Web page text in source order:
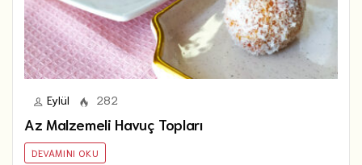
Eylül 282
Az Malzemeli Havuç Topları
DEVAMINI OKU